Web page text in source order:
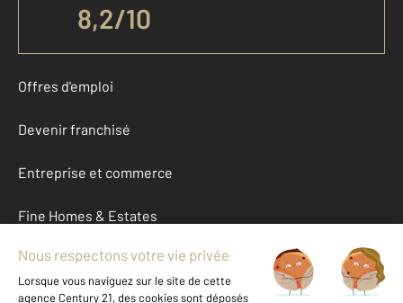
8,2/10
Offres d'emploi
Devenir franchisé
Entreprise et commerce
Fine Homes & Estates
À propos